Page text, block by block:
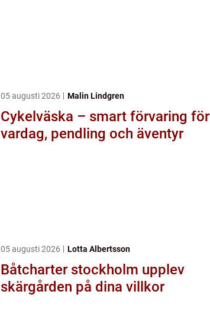
05 augusti 2026 Malin Lindgren
Cykelväska – smart förvaring för
vardag, pendling och äventyr
05 augusti 2026 Lotta Albertsson
Båtcharter stockholm upplev
skärgården på dina villkor